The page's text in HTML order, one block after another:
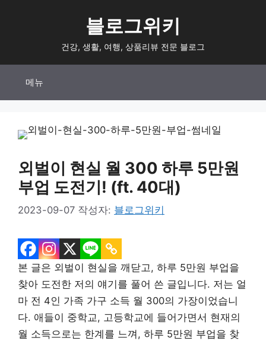
블로그위키
건강, 생활, 여행, 상품리뷰 전문 블로그
메뉴
외벌이 현실 월 300 하루 5만원
부업 도전기! (ft. 40대)
2023-09-07 작성자: 블로그위키
본 글은 외벌이 현실을 깨닫고, 하루 5만원 부업을
찾아 도전한 저의 얘기를 풀어 쓴 글입니다. 저는 얼
마 전 4인 가족 가구 소득 월 300의 가장이었습니
다. 애들이 중학교, 고등학교에 들어가면서 현재의
월 소득으로는 한계를 느껴, 하루 5만원 부업을 찾